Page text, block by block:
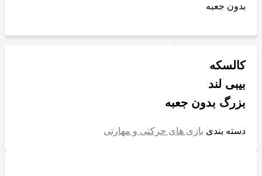
بدون جعبه
کالسکه
بیبی لند
بزرگ بدون جعبه
دسته بندی بازی های حرکتی و مهارتی